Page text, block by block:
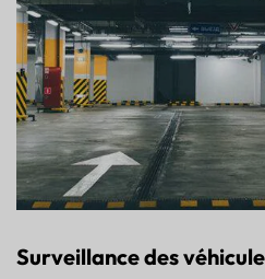
Surveillance des